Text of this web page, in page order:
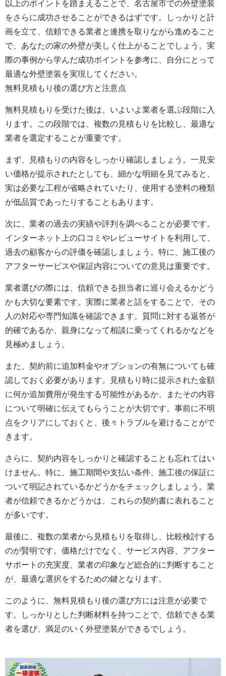
以上のポイントを踏まえることで、名古屋市での外壁塗装
をさらに成功させることができるはずです。しっかりと計
画を立て、信頼できる業者と連携を取りながら進めること
で、あなたの家の外壁が美しく仕上がることでしょう。実
際の事例から学んだ成功ポイントを参考に、自分にとって
最適な外壁塗装を実現してください。
無料見積もり後の選び方と注意点
無料見積もりを受けた後は、いよいよ業者を選ぶ段階に入
ります。この段階では、複数の見積もりを比較し、最適な
業者を選定することが重要です。
まず、見積もりの内容をしっかり確認しましょう。一見安
い価格が提示されたとしても、細かな明細を見てみると、
実は必要な工程が省略されていたり、使用する塗料の種類
が低品質であったりすることもあります。
次に、業者の過去の実績や評判を調べることが必要です。
インターネット上の口コミやレビューサイトを利用して、
過去の顧客からの評価を確認しましょう。特に、施工後の
アフターサービスや保証内容についての意見は重要です。
業者選びの際には、信頼できる担当者に巡り会えるかどう
かも大切な要素です。実際に業者と話をすることで、その
人の対応や専門知識を確認できます。質問に対する返答が
的確であるか、親身になって相談に乗ってくれるかなどを
見極めましょう。
また、契約前に追加料金やオプションの有無についても確
認しておく必要があります。見積もり時に提示された金額
に何か追加費用が発生する可能性があるか、またその内容
について明確に伝えてもらうことが大切です。事前に不明
点をクリアにしておくと、後々トラブルを避けることがで
きます。
さらに、契約内容をしっかりと確認することも忘れてはい
けません。特に、施工期間や支払い条件、施工後の保証に
ついて明記されているかどうかをチェックしましょう。業
者が信頼できるかどうかは、これらの契約書に表れること
が多いです。
最後に、複数の業者から見積もりを取得し、比較検討する
のが賢明です。価格だけでなく、サービス内容、アフター
サポートの充実度、業者の印象など総合的に判断すること
が、最適な選択をするための鍵となります。
このように、無料見積もり後の選び方には注意が必要で
す。しっかりとした判断材料を持つことで、信頼できる業
者を選び、満足のいく外壁塗装ができるでしょう。